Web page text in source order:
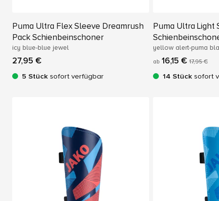
Puma Ultra Flex Sleeve Dreamrush
Pack Schienbeinschoner
icy blue-blue jewel
27,95 €
5 Stück sofort verfügbar
Puma Ultra Light
yellow alert-puma
ab 16,15 € 17,95 €
14 Stück sofort